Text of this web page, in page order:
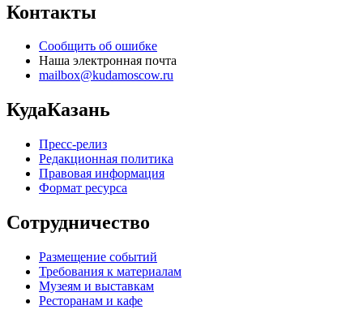
Контакты
Сообщить об ошибке
Наша электронная почта
mailbox@kudamoscow.ru
КудаКазань
Пресс-релиз
Редакционная политика
Правовая информация
Формат ресурса
Сотрудничество
Размещение событий
Требования к материалам
Музеям и выставкам
Ресторанам и кафе